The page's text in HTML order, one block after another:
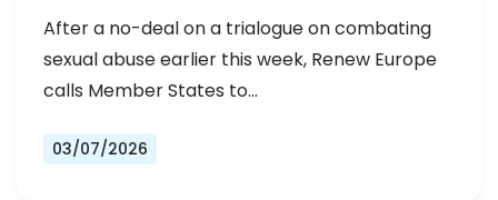
NEGOTIATIONS AND PERMANENT
SOLUTION
After a no-deal on a trialogue on combating
sexual abuse earlier this week, Renew Europe
calls Member States to…
03/07/2026